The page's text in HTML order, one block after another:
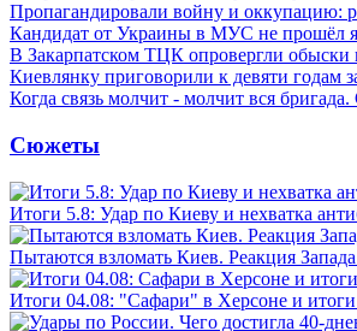
Пропагандировали войну и оккупацию:
Кандидат от Украины в МУС не прошёл
В Закарпатском ТЦК опровергли обыски
Киевлянку приговорили к девяти годам
Когда связь молчит - молчит вся
Сюжеты
Итоги 5.8: Удар по Киеву и нехватка
Пытаются взломать Киев. Реакция
Итоги 04.08: "Сафари" в Херсоне и